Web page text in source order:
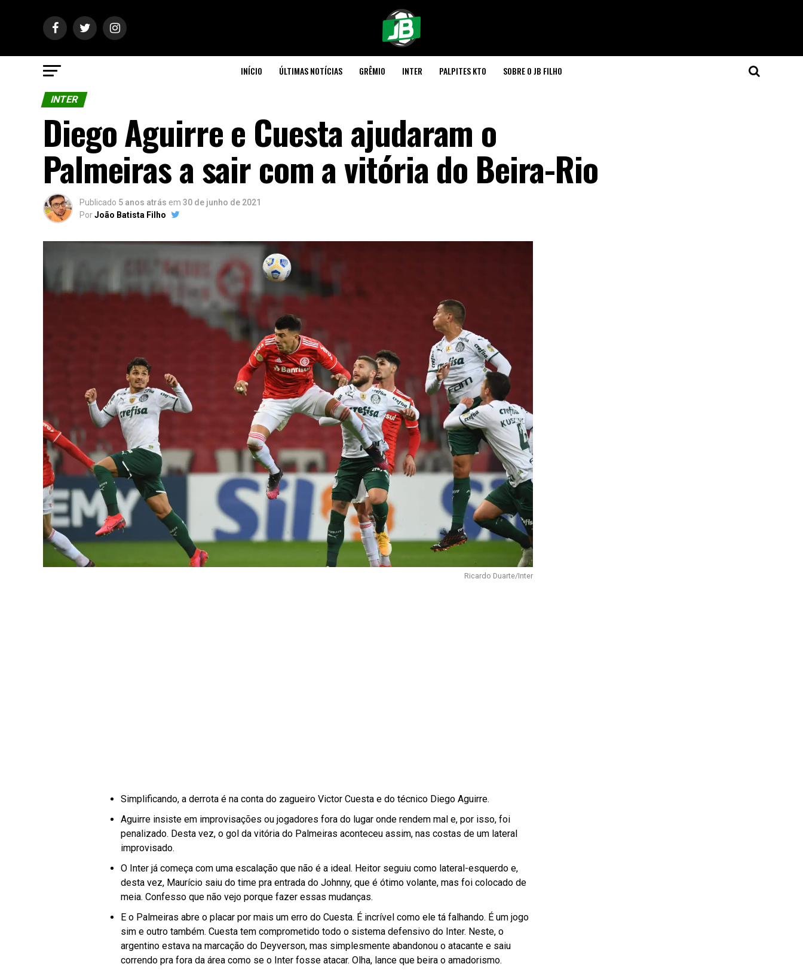
INÍCIO ÚLTIMAS NOTÍCIAS GRÊMIO INTER PALPITES KTO SOBRE O JB FILHO
INTER
Diego Aguirre e Cuesta ajudaram o
Palmeiras a sair com a vitória do Beira-Rio
Publicado 5 anos atrás em 30 de junho de 2021
PorJoão Batista Filho
Ricardo Duarte/Inter
Simplificando, a derrota é na conta do zagueiro Victor Cuesta e do técnico Diego Aguirre.
Aguirre insiste em improvisações ou jogadores fora do lugar onde rendem mal e, por isso, foi
penalizado. Desta vez, o gol da vitória do Palmeiras aconteceu assim, nas costas de um lateral
improvisado.
O Inter já começa com uma escalação que não é a ideal. Heitor seguiu como lateral-esquerdo e,
desta vez, Maurício saiu do time pra entrada do Johnny, que é ótimo volante, mas foi colocado de
meia. Confesso que não vejo porque fazer essas mudanças.
E o Palmeiras abre o placar por mais um erro do Cuesta. É incrível como ele tá falhando. É um jogo
sim e outro também. Cuesta tem comprometido todo o sistema defensivo do Inter. Neste, o
argentino estava na marcação do Deyverson, mas simplesmente abandonou o atacante e saiu
correndo pra fora da área como se o Inter fosse atacar. Olha, lance que beira o amadorismo.